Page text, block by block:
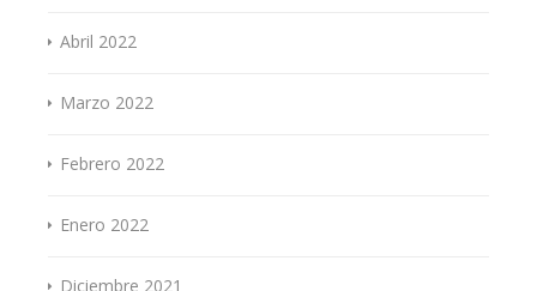
Abril 2022
Marzo 2022
Febrero 2022
Enero 2022
Diciembre 2021